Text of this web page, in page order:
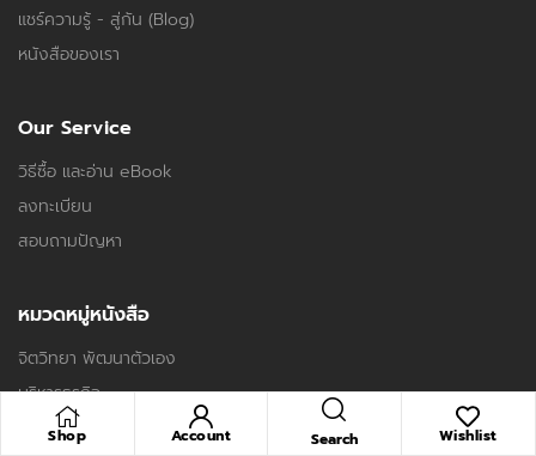
Shop Account Search Wishlist
แชร์ความรู้ - สู่กัน (Blog)
หนังสือของเรา
Our Service
วิธีซื้อ และอ่าน eBook
ลงทะเบียน
สอบถามปัญหา
หมวดหมู่หนังสือ
จิตวิทยา พัฒนาตัวเอง
บริหารธุรกิจ
ภาษาศาสตร์